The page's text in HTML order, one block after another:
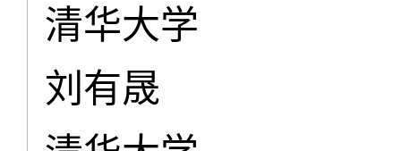
清华大学
刘有晟